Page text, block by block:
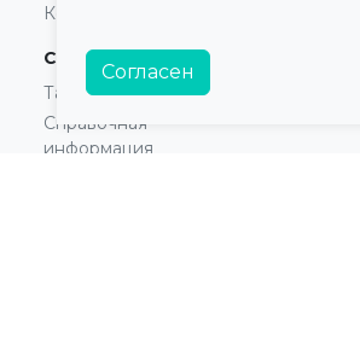
Контакты
Справка
Тарифы
Справочная
информация
Согласен